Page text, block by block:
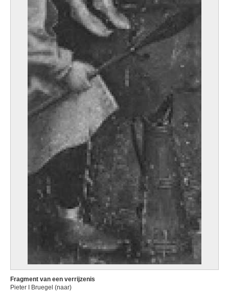
Fragment van een verrijzenis
Pieter I Bruegel (naar)